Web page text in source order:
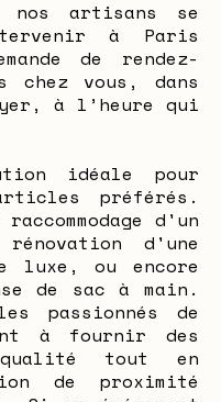
artisans se
à Paris
de rendez-
chez vous, dans
à l’heure qui
idéale pour
préférés.
d'un
d'une
luxe, ou encore
de sac à main.
passionnés de
à fournir des
tout en
de proximité